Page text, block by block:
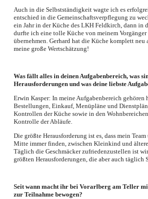
Auch in die Selbstständigkeit wagte ich es
entschied in die Gemeinschaftsverpflegung zu
ein Jahr in der Küche des LKH Feldkirch, dann in
durfte ich eine tolle Küche von meinem
übernehmen. Gerhard hat die Küche komplett neu
meine große Wertschätzung!
Was fällt alles in deinen Aufgabenbereich, was
Herausforderungen und was deine liebste
Erwin Kasper: In meine Aufgabenbereich gehören
Bestellungen, Einkauf, Menüpläne und
Kontrollen der Küche sowie in den
Kontrolle der Abläufe.
Die größte Herausforderung ist es, dass mein
Mitte immer finden, zwischen Kleinkind und
Täglich die Geschmäcker zufriedenzustellen ist
größten Herausforderungen, die aber auch täglich
Seit wann macht ihr bei Vorarlberg am Teller
zur Teilnahme bewogen?